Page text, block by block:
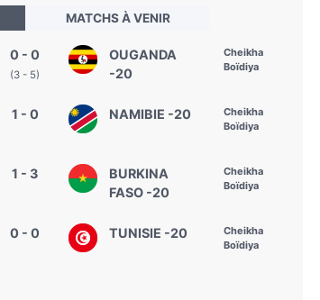
MATCHS À VENIR
0 - 0
(3 - 5)
OUGANDA
-20
Cheikha
Boïdiya
1 - 0 NAMIBIE -20
Cheikha
Boïdiya
1 - 3
BURKINA
FASO -20
Cheikha
Boïdiya
0 - 0 TUNISIE -20
Cheikha
Boïdiya